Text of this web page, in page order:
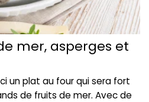
mer, asperges et
un plat au four qui sera fort
de fruits de mer. Avec de